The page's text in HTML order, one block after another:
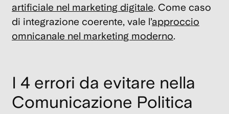
artificiale nel marketing digitale. Come caso
di integrazione coerente, vale l’approccio
omnicanale nel marketing moderno.
I 4 errori da evitare nella
Comunicazione Politica